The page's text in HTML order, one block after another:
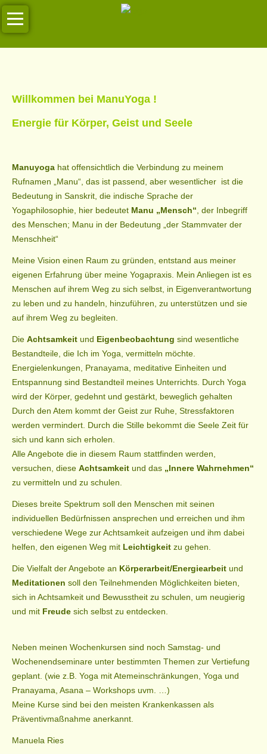
Navigation
überspringen
Unsere
Kurse
Manuyoga
Unser
Team
Impressionen
Kontakt
Gästebuch
Impressum
Willkommen bei ManuYoga !
Energie für Körper, Geist und Seele
Manuyoga hat offensichtlich die Verbindung zu meinem
Rufnamen „Manu“, das ist passend, aber wesentlicher ist die
Bedeutung in Sanskrit, die indische Sprache der
Yogaphilosophie, hier bedeutet Manu „Mensch“ , der Inbegriff
des Menschen; Manu in der Bedeutung „der Stammvater der
Menschheit“
Meine Vision einen Raum zu gründen, entstand aus meiner
eigenen Erfahrung über meine Yogapraxis. Mein Anliegen ist es
Menschen auf ihrem Weg zu sich selbst, in Eigenverantwortung
zu leben und zu handeln, hinzuführen, zu unterstützen und sie
auf ihrem Weg zu begleiten.
Die Achtsamkeit und Eigenbeobachtung sind wesentliche
Bestandteile, die Ich im Yoga, vermitteln möchte.
Energielenkungen, Pranayama, meditative Einheiten und
Entspannung sind Bestandteil meines Unterrichts. Durch Yoga
wird der Körper, gedehnt und gestärkt, beweglich gehalten
Durch den Atem kommt der Geist zur Ruhe, Stressfaktoren
werden vermindert. Durch die Stille bekommt die Seele Zeit für
sich und kann sich erholen.
Alle Angebote die in diesem Raum stattfinden werden,
versuchen, diese Achtsamkeit und das „Innere Wahrnehmen“
zu vermitteln und zu schulen.
Dieses breite Spektrum soll den Menschen mit seinen
individuellen Bedürfnissen ansprechen und erreichen und ihm
verschiedene Wege zur Achtsamkeit aufzeigen und ihm dabei
helfen, den eigenen Weg mit Leichtigkeit zu gehen.
Die Vielfalt der Angebote an Körperarbeit/Energiearbeit und
Meditationen soll den Teilnehmenden Möglichkeiten bieten,
sich in Achtsamkeit und Bewusstheit zu schulen, um neugierig
und mit Freude sich selbst zu entdecken.
Neben meinen Wochenkursen sind noch Samstag- und
Wochenendseminare unter bestimmten Themen zur Vertiefung
geplant. (wie z.B. Yoga mit Atemeinschränkungen, Yoga und
Pranayama, Asana – Workshops uvm. …)
Meine Kurse sind bei den meisten Krankenkassen als
Präventivmaßnahme anerkannt.
Manuela Ries